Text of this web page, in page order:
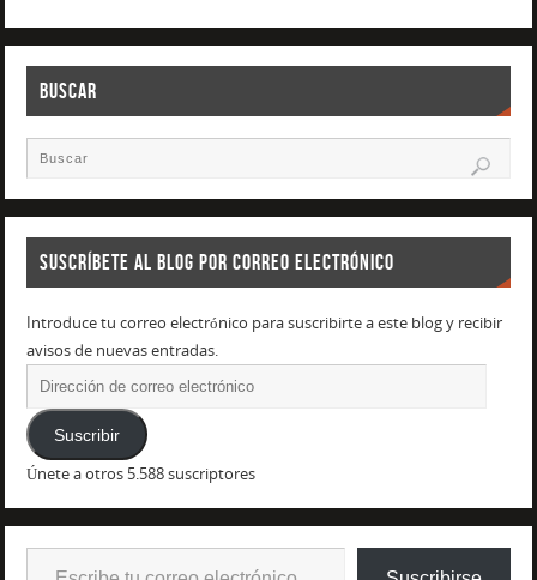
BUSCAR
SUSCRÍBETE AL BLOG POR CORREO ELECTRÓNICO
Introduce tu correo electrónico para suscribirte a este blog y recibir
avisos de nuevas entradas.
Suscribir
Únete a otros 5.588 suscriptores